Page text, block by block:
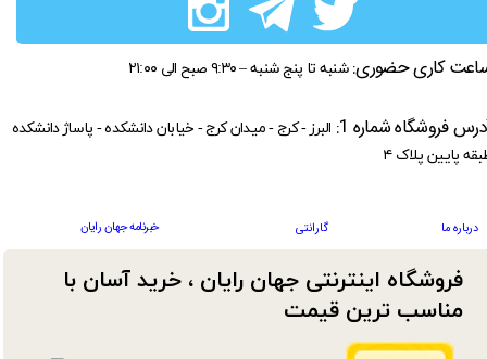
فروشگاه اینترنتی جهان رایان ، خرید آسان با
مناسب ترین قیمت​​​​​​​
کاری حضوری: شنبه تا پنج شنبه – ۹:۳۰ صبح الی ۲۱:۰۰
درباره ما گارانتی خبرنامه جهان رایان
فروشگاه شماره 1:
البرز - کرج - میدان کرج - خیابان دانشکده - پاساژ دانشکده
پایین پلاک ۴